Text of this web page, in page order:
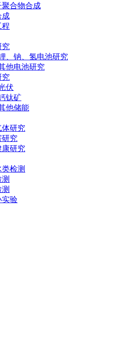
聚合物合成
成
程
究
、钠、氢电池研究
他电池研究
究
伏
钛矿
他储能
体研究
研究
研究
检测
实验